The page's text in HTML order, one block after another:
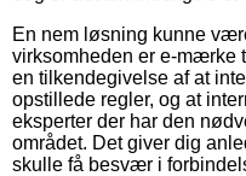
En nem løsning kunne
virksomheden er e-mærke
en tilkendegivelse af at
opstillede regler, og at
eksperter der har den
området. Det giver dig
skulle få besvær i